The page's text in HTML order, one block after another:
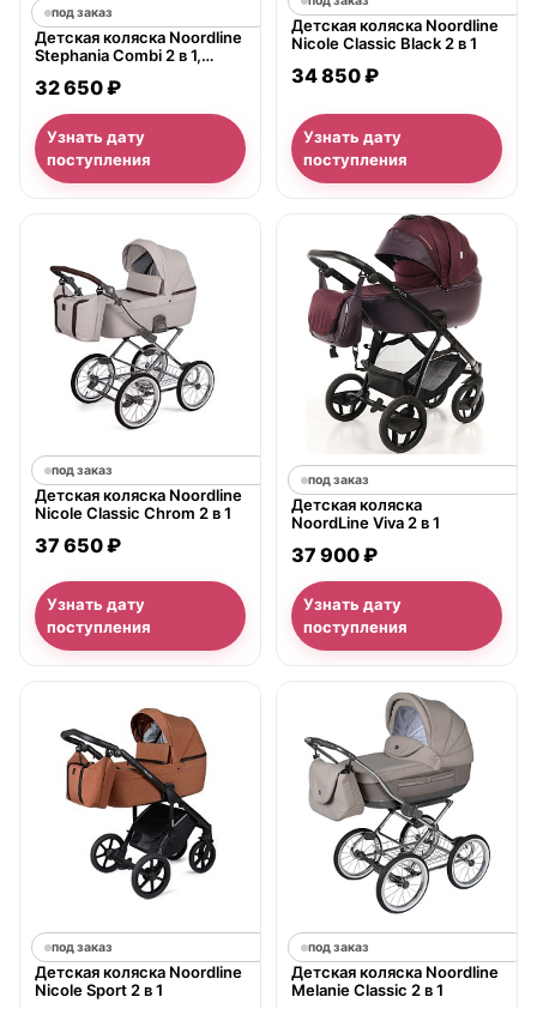
под заказ
Детская коляска Noordline
Stephania Combi 2 в 1,
32 650 ₽
Узнать дату
поступления
Детская коляска Noordline
Nicole Classic Black 2 в 1
34 850 ₽
Узнать дату
поступления
под заказ
Детская коляска Noordline
Nicole Classic Chrom 2 в 1
37 650 ₽
Узнать дату
поступления
под заказ
Детская коляска
NoordLine Viva 2 в 1
37 900 ₽
Узнать дату
поступления
под заказ
Детская коляска Noordline
Nicole Sport 2 в 1
под заказ
Детская коляска Noordline
Melanie Classic 2 в 1